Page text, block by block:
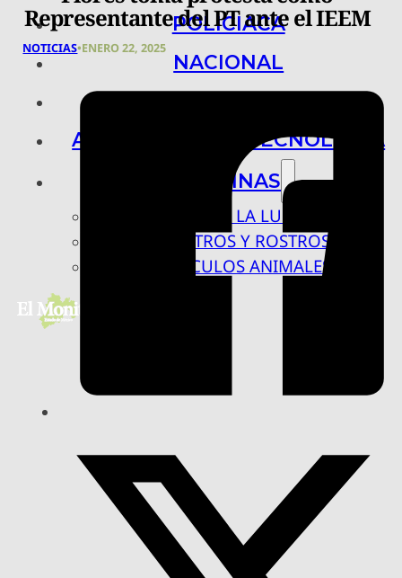
POLICIACA
NACIONAL
ARTE, CIENCIA Y TECNOLOGÍA
COLUMNAS
BAJO LA LUPA
RASTROS Y ROSTROS
VÍNCULOS ANIMALES
Representante del PT ante el IEEM
NOTICIAS•ENERO 22, 2025